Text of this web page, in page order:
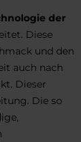
der
Diese
und den
auch nach
Dieser
Die so